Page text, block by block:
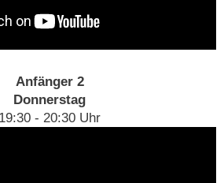
Anfänger 2
Donnerstag
19:30 - 20:30 Uhr